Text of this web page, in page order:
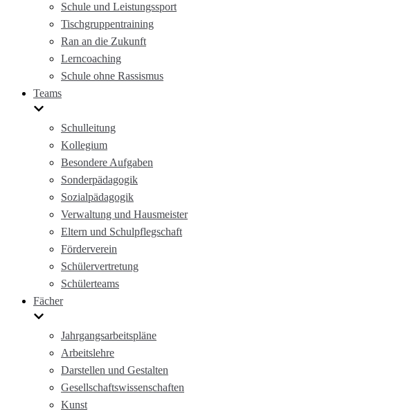
Schule und Leistungssport
Tischgruppentraining
Ran an die Zukunft
Lerncoaching
Schule ohne Rassismus
Teams
Schulleitung
Kollegium
Besondere Aufgaben
Sonderpädagogik
Sozialpädagogik
Verwaltung und Hausmeister
Eltern und Schulpflegschaft
Förderverein
Schülervertretung
Schülerteams
Fächer
Jahrgangsarbeitspläne
Arbeitslehre
Darstellen und Gestalten
Gesellschaftswissenschaften
Kunst